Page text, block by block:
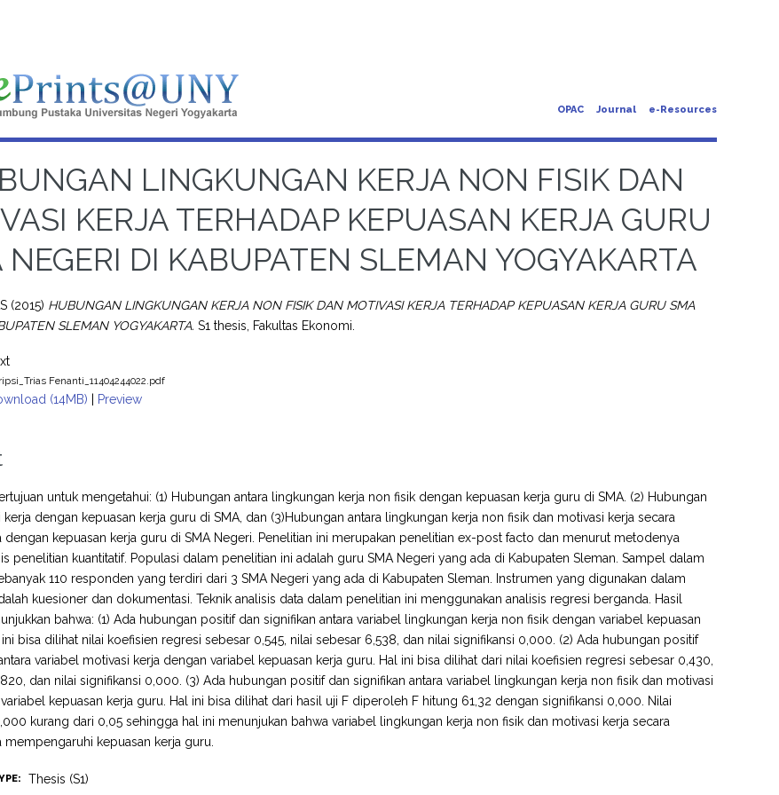
OPAC Journal e-Resources
LINGKUNGAN KERJA NON FISIK DAN
KERJA TERHADAP KEPUASAN KERJA GURU
NEGERI DI KABUPATEN SLEMAN YOGYAKARTA
(2015) HUBUNGAN LINGKUNGAN KERJA NON FISIK DAN MOTIVASI KERJA TERHADAP KEPUASAN KERJA GURU SMA
SLEMAN YOGYAKARTA. S1 thesis, Fakultas Ekonomi.
Fenanti_11404244022.pdf
(14MB) | Preview
untuk mengetahui: (1) Hubungan antara lingkungan kerja non fisik dengan kepuasan kerja guru di SMA. (2) Hubungan
kerja dengan kepuasan kerja guru di SMA, dan (3)Hubungan antara lingkungan kerja non fisik dan motivasi kerja secara
dengan kepuasan kerja guru di SMA Negeri. Penelitian ini merupakan penelitian ex-post facto dan menurut metodenya
penelitian kuantitatif. Populasi dalam penelitian ini adalah guru SMA Negeri yang ada di Kabupaten Sleman. Sampel dalam
110 responden yang terdiri dari 3 SMA Negeri yang ada di Kabupaten Sleman. Instrumen yang digunakan dalam
kuesioner dan dokumentasi. Teknik analisis data dalam penelitian ini menggunakan analisis regresi berganda. Hasil
bahwa: (1) Ada hubungan positif dan signifikan antara variabel lingkungan kerja non fisik dengan variabel kepuasan
ini bisa dilihat nilai koefisien regresi sebesar 0,545, nilai sebesar 6,538, dan nilai signifikansi 0,000. (2) Ada hubungan positif
variabel motivasi kerja dengan variabel kepuasan kerja guru. Hal ini bisa dilihat dari nilai koefisien regresi sebesar 0,430,
dan nilai signifikansi 0,000. (3) Ada hubungan positif dan signifikan antara variabel lingkungan kerja non fisik dan motivasi
kepuasan kerja guru. Hal ini bisa dilihat dari hasil uji F diperoleh F hitung 61,32 dengan signifikansi 0,000. Nilai
kurang dari 0,05 sehingga hal ini menunjukan bahwa variabel lingkungan kerja non fisik dan motivasi kerja secara
mempengaruhi kepuasan kerja guru.
Thesis (S1)